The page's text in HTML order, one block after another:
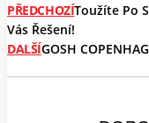
PŘEDCHOZÍToužíte Po
Vás Řešení!
DALŠÍGOSH